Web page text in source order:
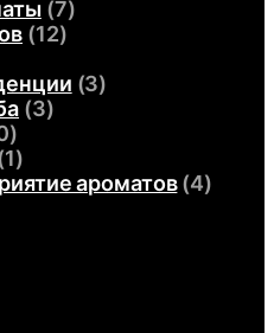
(7)
(12)
(3)
(3)
ароматов(4)